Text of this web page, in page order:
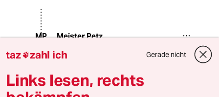
MP Meister Petz
@Dietmar Rauter:
Erwarten Sie, dass in zwei Ländern
mit einer strukturell konservativen
Mehrheit und einer starken
taz zahl ich Gerade nicht
Links lesen, rechts